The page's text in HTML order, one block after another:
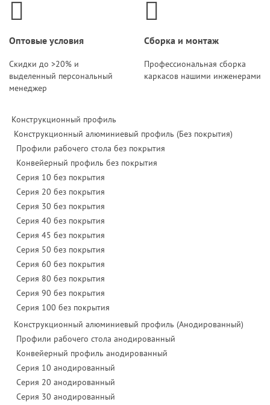
Оптовые условия
Скидки до >20% и
выделенный персональный
менеджер
Сборка и монтаж
Профессиональная сборка
каркасов нашими инженерами
Конструкционный профиль
Конструкционный алюминиевый профиль (Без покрытия)
Профили рабочего стола без покрытия
Конвейерный профиль без покрытия
Серия 10 без покрытия
Серия 20 без покрытия
Серия 30 без покрытия
Серия 40 без покрытия
Серия 45 без покрытия
Серия 50 без покрытия
Серия 60 без покрытия
Серия 80 без покрытия
Серия 90 без покрытия
Серия 100 без покрытия
Конструкционный алюминиевый профиль (Анодированный)
Профили рабочего стола анодированный
Конвейерный профиль анодированный
Серия 10 анодированный
Серия 20 анодированный
Серия 30 анодированный